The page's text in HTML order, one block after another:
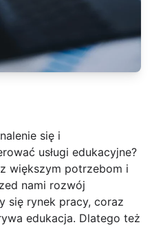
się i
usługi edukacyjne?
większym potrzebom i
nami rozwój
się rynek pracy, coraz
edukacja. Dlatego też